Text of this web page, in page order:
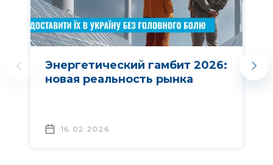
Энергетический гамбит 2026:
новая реальность рынка
16.02.2026